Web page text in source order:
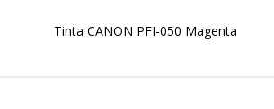
Tinta CANON PFI-050 Magenta